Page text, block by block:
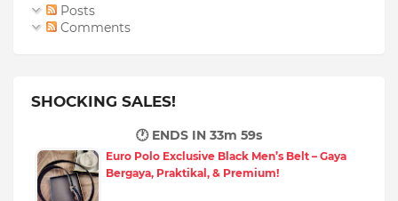
Posts
Comments
SHOCKING SALES!
🕐 ENDS IN 33m 58s
Euro Polo Exclusive Black Men’s Belt – Gaya
Bergaya, Praktikal, & Premium!